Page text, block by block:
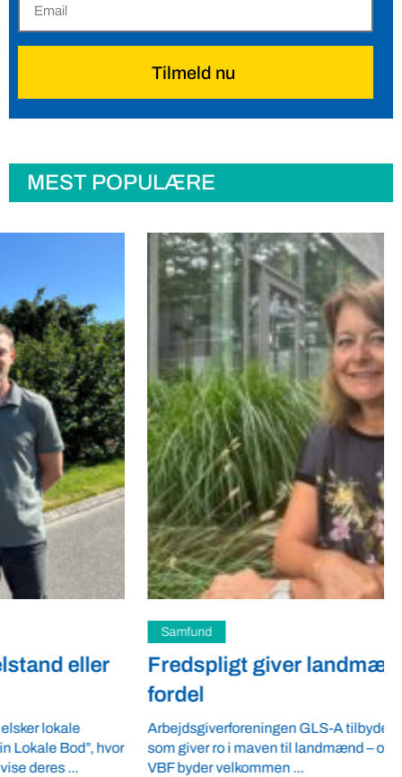
Tilmeld nu
MEST POPULÆRE
Fredspligt giver landmænd strategisk
Arbejdsgiverforeningen GLS-A tilbyder ordnede forhold,
som giver ro i maven til landmænd – også i usikre tider.
VBF byder velkommen ...